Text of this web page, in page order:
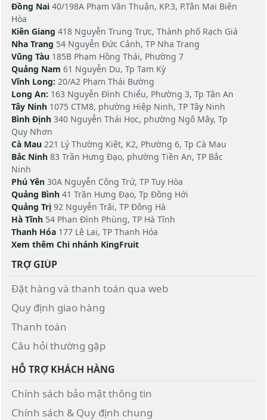
Đồng Nai 40/198A Phạm Văn Thuận, KP.3, P.Tân Mai Biên
Hòa
Kiên Giang 418 Nguyễn Trung Trực, Thành phố Rạch Giá
Nha Trang 54 Nguyễn Đức Cảnh, TP Nha Trang
Vũng Tàu 185B Phạm Hồng Thái, Phường 7
Quảng Nam 61 Nguyễn Du, Tp Tam Kỳ
Vĩnh Long: 20/A2 Phạm Thái Bường
Long An: 163 Nguyễn Đình Chiểu, Phường 3, Tp Tân An
Tây Ninh 1075 CTM8, phường Hiệp Ninh, TP Tây Ninh
Bình Định 340 Nguyễn Thái Học, phường Ngô Mây, Tp
Quy Nhơn
Cà Mau 221 Lý Thường Kiệt, K2, Phường 6, Tp Cà Mau
Bắc Ninh 83 Trần Hưng Đạo, phường Tiền An, TP Bắc
Ninh
Phú Yên 30A Nguyễn Công Trứ, TP Tuy Hòa
Quảng Bình 41 Trần Hưng Đạo, Tp Đồng Hới
Quảng Trị 92 Nguyễn Trãi, TP Đông Hà
Hà Tĩnh 54 Phan Đình Phùng, TP Hà Tĩnh
Thanh Hóa 177 Lê Lai, TP Thanh Hóa
Xem thêm Chi nhánh KingFruit
TRỢ GIÚP
Đặt hàng và thanh toán qua web
Quy định giao hàng
Thanh toán
Câu hỏi thường gặp
HỖ TRỢ KHÁCH HÀNG
Chính sách bảo mật thông tin
Chính sách & Quy định chung